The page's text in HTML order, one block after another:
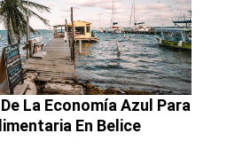
La Economía Azul Para
En Belice